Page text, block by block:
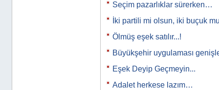
Seçim pazarlıklar sürerken…
İki partili mi olsun, iki buçuk
Ölmüş eşek satılır...!
Büyükşehir uygulaması
Eşek Deyip Geçmeyin...
Adalet herkese lazım…